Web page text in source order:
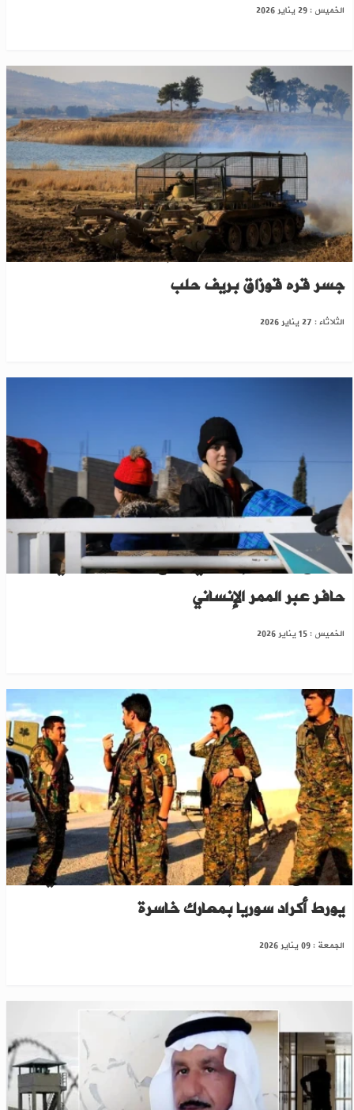
الخميس : 29 يناير 2026
كتائب الهندسة تفكّك ألغام "قسد" على أطراف
جسر قره قوزاق بريف حلب
الثلاثاء : 27 يناير 2026
افتتاح 3 مراكز إيواء في منبج لاستقبال أهالي دير
حافر عبر الممر الإنساني
الخميس : 15 يناير 2026
من "نبع السلام" إلى حلب.."العمال" الكردستاني
يورط أكراد سوريا بمعارك خاسرة
الجمعة : 09 يناير 2026